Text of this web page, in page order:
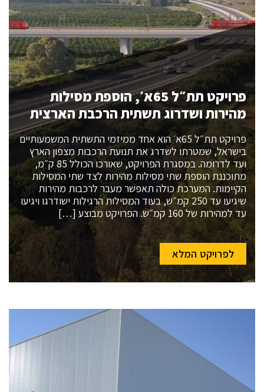
פרויקט תת״ל 65א׳, הוספת מסילות
מהירות ושדרוג תשתית הרכבת הארצית
פרויקט תת״ל 65א׳ הוא אחד ממיזמי התשתית המשמעותיים
בישראל, שמטרתו לשדרג את תנועת הרכבות מצפון הארץ
ועד לדרומה. במסגרת הפרויקט, שאורכו הכולל 85 ק״מ,
מתוכננת הוספת שתי מסילות מהירות לצד שתי המסילות
הקיימות. המערכת כולה תאפשר מעבר לרכבות מהירות
שיגיעו עד 250 קמ״ש, בעוד המסילות הרגילות ישודרגו ויגיעו
עד למהירות של 160 קמ״ש. הפרויקט מבוצע […]
לפרויקט המלא